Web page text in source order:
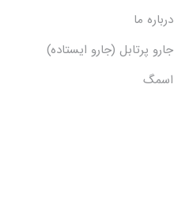
درباره ما
جارو پرتابل (جارو ایستاده)
اسمگ